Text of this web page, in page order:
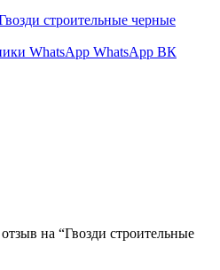
строительные черные
WhatsApp WhatsApp ВК
на “Гвозди строительные